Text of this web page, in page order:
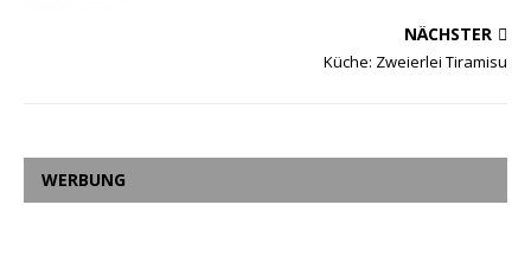
NÄCHSTER
Küche: Zweierlei Tiramisu
WERBUNG